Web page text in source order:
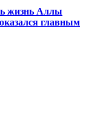
жизнь Аллы
главным